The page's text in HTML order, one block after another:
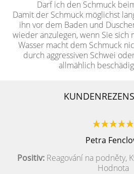
Darf ich den Schmuck
Damit der Schmuck möglichst
ihn vor dem Baden und
wieder anzulegen, wenn Sie sich
Wasser macht dem Schmuck
durch aggressiven Schwei
allmählich
Petra
Positiv:Reagování na podněty,
Hodnota